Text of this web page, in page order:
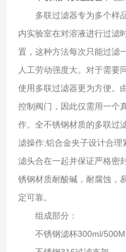
多联过滤器专为多个样品
内实验室在对溶液进行过滤
置，这种方法每次只能过滤
人工劳动强度大。对于需要
使用多联过滤器更为方便。
控制阀门，因此仅需用一个
作。全不锈钢材质的多联过
滤操作;铝合金夹子设计合理
滤头合在一起并保证严格密
锈钢材质耐酸碱，耐腐蚀，
定可靠。
组成部分：
不锈钢滤杯300ml/